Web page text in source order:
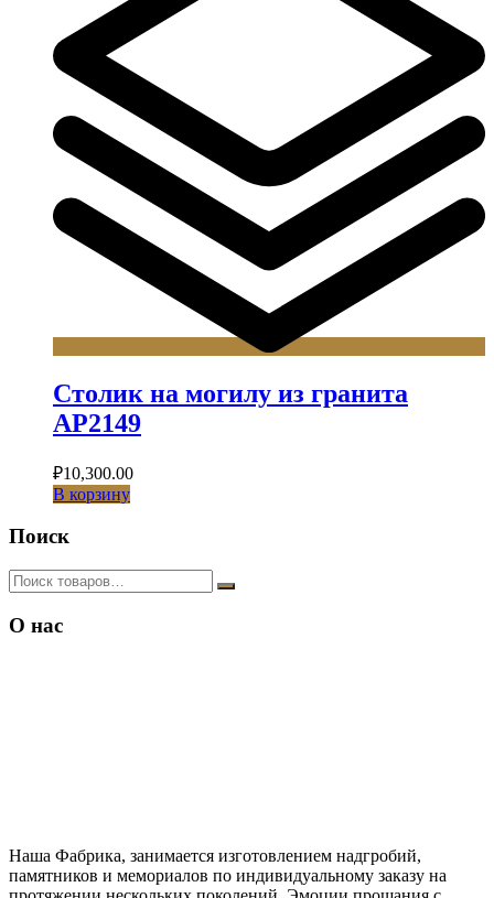
Столик на могилу из гранита
АР2149
₽10,300.00
В корзину
Поиск
О нас
Наша Фабрика, занимается изготовлением надгробий,
памятников и мемориалов по индивидуальному заказу на